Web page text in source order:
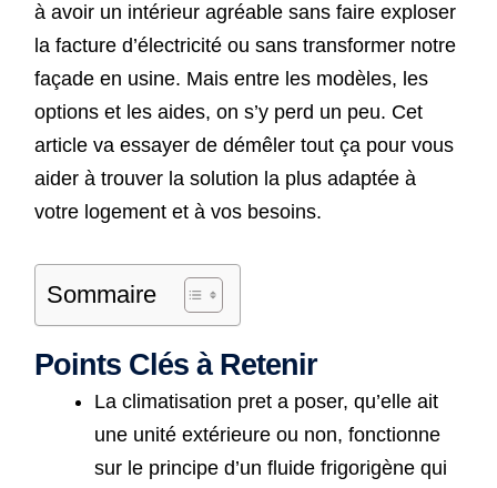
à avoir un intérieur agréable sans faire exploser
la facture d’électricité ou sans transformer notre
façade en usine. Mais entre les modèles, les
options et les aides, on s’y perd un peu. Cet
article va essayer de démêler tout ça pour vous
aider à trouver la solution la plus adaptée à
votre logement et à vos besoins.
Sommaire
Points Clés à Retenir
La climatisation pret a poser, qu’elle ait
une unité extérieure ou non, fonctionne
sur le principe d’un fluide frigorigène qui